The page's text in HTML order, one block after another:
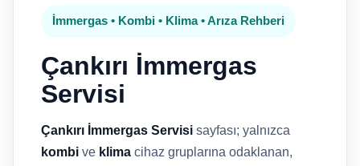
İmmergas • Kombi • Klima • Arıza Rehberi
Çankırı İmmergas
Servisi
Çankırı İmmergas Servisi sayfası; yalnızca
kombi ve klima cihaz gruplarına odaklanan,